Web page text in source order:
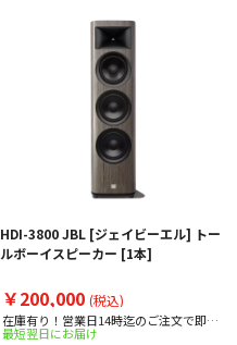
HDI-3800 JBL [ジェイビーエル] トー
ルボーイスピーカー [1本]
￥200,000 (税込)
在庫有り！営業日14時迄のご注文で即日
出荷！
最短翌日にお届け